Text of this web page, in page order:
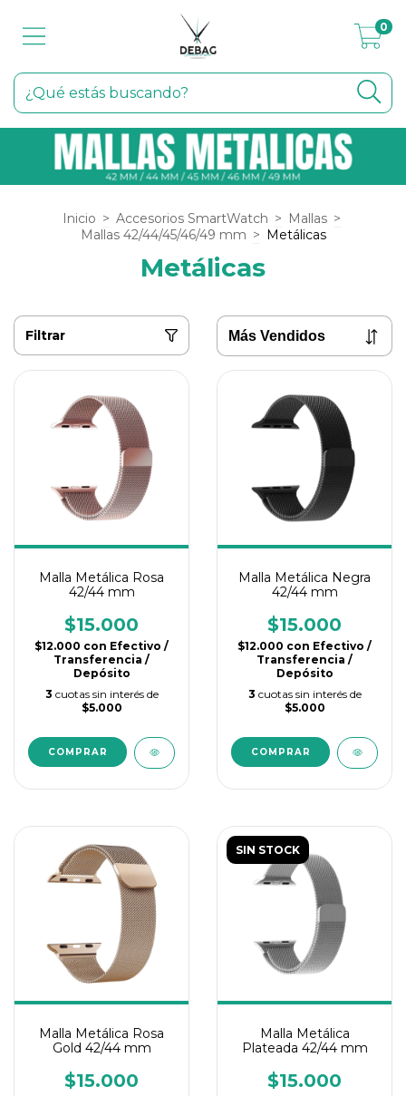
0
Inicio > Accesorios SmartWatch > Mallas >
Mallas 42/44/45/46/49 mm > Metálicas
Metálicas
Filtrar
Malla Metálica Rosa
42/44 mm
$15.000
$12.000 con Efectivo /
Transferencia /
Depósito
3 cuotas sin interés de
$5.000
Malla Metálica Negra
42/44 mm
$15.000
$12.000 con Efectivo /
Transferencia /
Depósito
3 cuotas sin interés de
$5.000
Malla Metálica Rosa
Gold 42/44 mm
$15.000
SIN STOCK
Malla Metálica
Plateada 42/44 mm
$15.000